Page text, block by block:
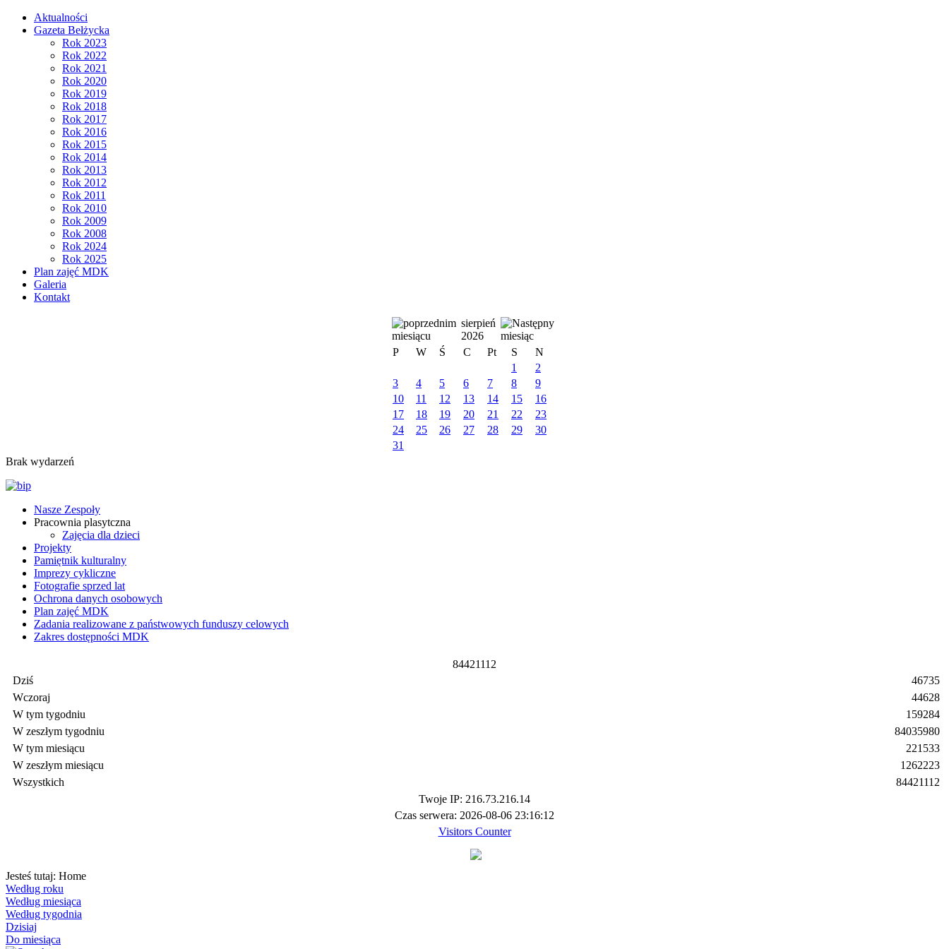
Aktualności
Gazeta Bełżycka
Rok 2023
Rok 2022
Rok 2021
Rok 2020
Rok 2019
Rok 2018
Rok 2017
Rok 2016
Rok 2015
Rok 2014
Rok 2013
Rok 2012
Rok 2011
Rok 2010
Rok 2009
Rok 2008
Rok 2024
Rok 2025
Plan zajęć MDK
Galeria
Kontakt
sierpień
2026
P
W Ś C Pt S
N
1
2
3
4 5 6 7 8
9
10
11 12 13 14 15
16
17
18 19 20 21 22
23
24
25 26 27 28 29
30
31
Brak wydarzeń
Nasze Zespoły
Pracownia plasytczna
Zajęcia dla dzieci
Projekty
Pamiętnik kulturalny
Imprezy cykliczne
Fotografie sprzed lat
Ochrona danych osobowych
Plan zajęć MDK
Zadania realizowane z państwowych funduszy celowych
Zakres dostępności MDK
8442111 2
Dziś
Wczoraj
W tym tygodniu
W zeszłym tygodniu
W tym miesiącu
W zeszłym miesiącu
Wszystkich
46735
44628
159284
84035980
221533
1262223
84421112
Twoje IP: 216.73.216.14
Czas serwera: 2026-08-06 23:16:12
Visitors Counter
Jesteś tutaj: Home
Według roku
Według miesiąca
Według tygodnia
Dzisiaj
Do miesiąca